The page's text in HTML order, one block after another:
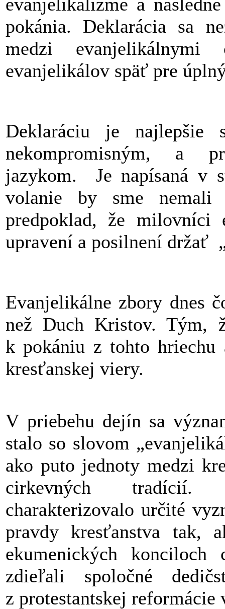
pokánia. Deklarácia sa
medzi
evanjelikálov späť pre
Deklaráciu je najlepšie
nekompromisným, a
jazykom. Je napísaná v
volanie by sme
predpoklad, že milovníci
upravení a posilnení držať
Evanjelikálne zbory dnes
než Duch Kristov. Tým,
k pokániu z tohto hriechu
kresťanskej viery.
V priebehu dejín sa
stalo so slovom
ako puto jednoty medzi
cirkevných tradícií.
charakterizovalo určité
pravdy kresťanstva tak,
ekumenických
zdieľali spoločné
z protestantskej reformácie